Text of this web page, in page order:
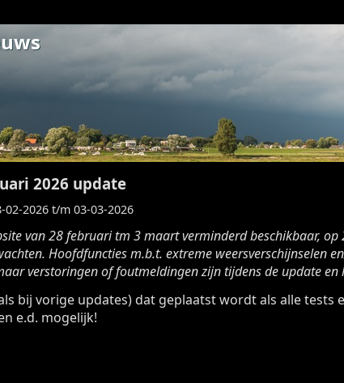
2026 update
02-2026 t/m 03-03-2026
van 28 februari tm 3 maart verminderd beschikbaar,
Hoofdfuncties m.b.t. extreme weersverschijnselen
verstoringen of foutmeldingen zijn tijdens de update
bij vorige updates) dat geplaatst wordt als alle tests
e.d. mogelijk!